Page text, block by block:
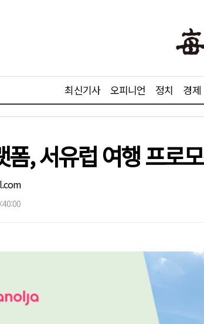
최신기사 오피니언 정치 경제
폼, 서유럽 여행 프로